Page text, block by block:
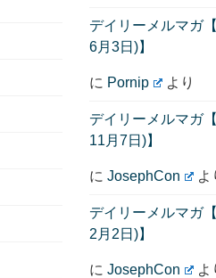
デイリーメルマガ
6月3日)】
に Pornip より
デイリーメルマガ
11月7日)】
に JosephCon よ
デイリーメルマガ
2月2日)】
に JosephCon よ